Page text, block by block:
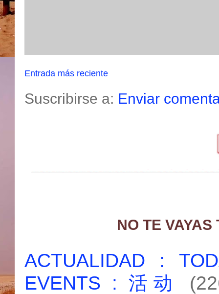
Entrada más reciente
Suscribirse a: Enviar
NO TE
ACTUALIDAD :
EVENTS : 活动